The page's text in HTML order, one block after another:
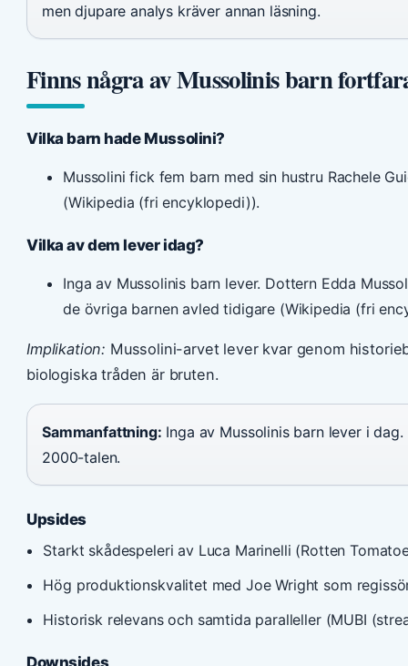
men djupare analys kräver annan läsning.
Finns några av Mussolinis barn
Vilka barn hade Mussolini?
Mussolini fick fem barn med sin hustru Rachele
(Wikipedia (fri encyklopedi)).
Vilka av dem lever idag?
Inga av Mussolinis barn lever. Dottern Edda
de övriga barnen avled tidigare (Wikipedia (fri
Implikation: Mussolini-arvet lever kvar genom
biologiska tråden är bruten.
Sammanfattning: Inga av Mussolinis barn lever i
2000-talen.
Upsides
Starkt skådespeleri av Luca Marinelli (Rotten
Hög produktionskvalitet med Joe Wright som
Historisk relevans och samtida paralleller (MUBI
Downsides